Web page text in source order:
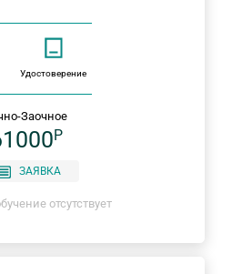
Удостоверение
Заочное
P
ЗАЯВКА
отсутствует